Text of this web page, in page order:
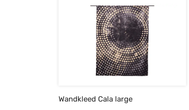
Wandkleed Cala large